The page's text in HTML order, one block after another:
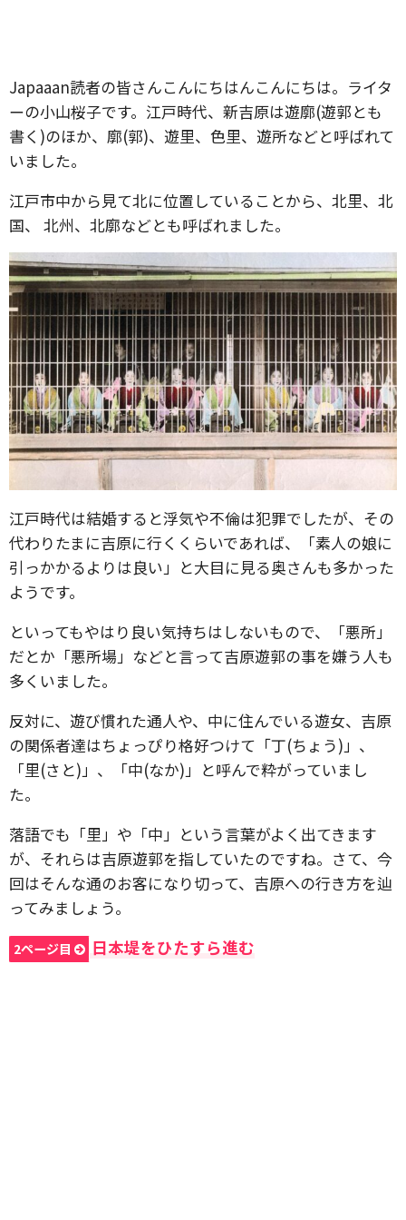
Japaaan読者の皆さんこんにちはんこんにちは。ライタ
ーの小山桜子です。江戸時代、新吉原は遊廓(遊郭とも
書く)のほか、廓(郭)、遊里、色里、遊所などと呼ばれて
いました。
江戸市中から見て北に位置していることから、北里、北
国、 北州、北廓などとも呼ばれました。
江戸時代は結婚すると浮気や不倫は犯罪でしたが、その
代わりたまに吉原に行くくらいであれば、「素人の娘に
引っかかるよりは良い」と大目に見る奥さんも多かった
ようです。
といってもやはり良い気持ちはしないもので、「悪所」
だとか「悪所場」などと言って吉原遊郭の事を嫌う人も
多くいました。
反対に、遊び慣れた通人や、中に住んでいる遊女、吉原
の関係者達はちょっぴり格好つけて「丁(ちょう)」、
「里(さと)」、「中(なか)」と呼んで粋がっていまし
た。
落語でも「里」や「中」という言葉がよく出てきます
が、それらは吉原遊郭を指していたのですね。さて、今
回はそんな通のお客になり切って、吉原への行き方を辿
ってみましょう。
2ページ目 日本堤をひたすら進む